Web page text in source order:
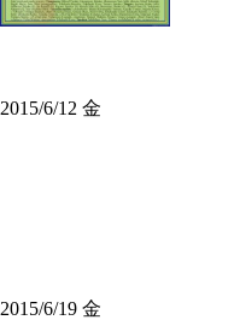
2015/6/12 金
2015/6/19 金